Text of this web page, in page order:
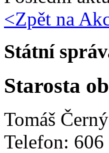
<Zpět na
Státní
Starosta
Tomáš Černý
Telefon: 606